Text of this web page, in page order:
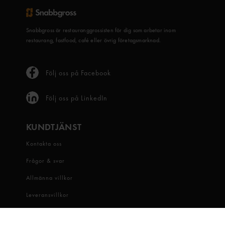
Snabbgross är restauranggrossisten för dig som arbetar inom
restaurang, fastfood, café eller övrig företagsmarknad.
Följ oss på Facebook
Följ oss på LinkedIn
KUNDTJÄNST
Kontakta oss
Frågor & svar
Allmänna villkor
Leveransvillkor